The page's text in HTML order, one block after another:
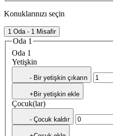
Konuklarınızı seçin
1 Oda - 1 Misafir
Oda 1
Oda 1
Yetişkin
- Bir yetişkin çıkarın
+Bir yetişkin ekle
Çocuk(lar)
- Çocuk kaldır